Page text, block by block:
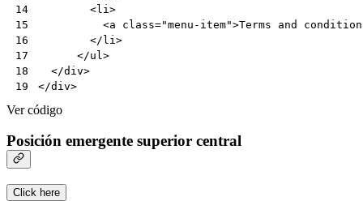
14
15
16
17
18
19
<li >
<a class="menu-item">Terms and
</li >
</ul >
</div>
</div>
Ver código
Posición emergente superior central
Click here